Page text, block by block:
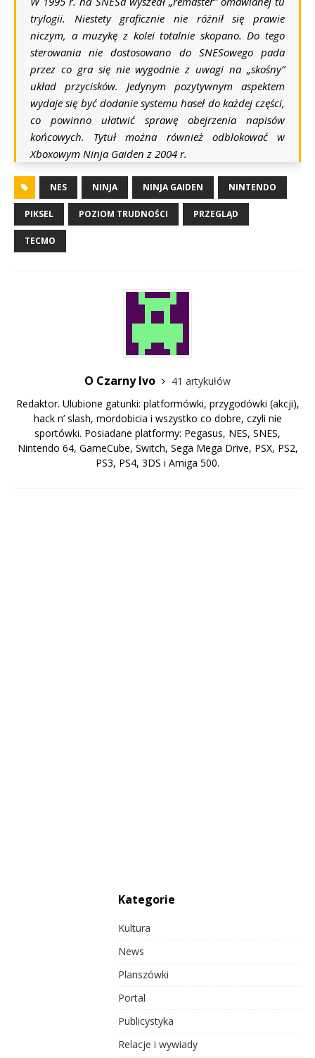
trylogii. Niestety graficznie nie różnił się prawie
niczym, a muzykę z kolei totalnie skopano. Do tego
sterowania nie dostosowano do SNESowego pada
przez co gra się nie wygodnie z uwagi na „skośny”
układ przycisków. Jedynym pozytywnym aspektem
wydaje się być dodanie systemu haseł do każdej części,
co powinno ułatwić sprawę obejrzenia napisów
końcowych. Tytuł można również odblokować w
Xboxowym Ninja Gaiden z 2004 r.
NES NINJA NINJA GAIDEN NINTENDO
PIKSEL POZIOM TRUDNOŚCI PRZEGLĄD
TECMO
O Czarny Ivo
41 artykułów
Redaktor. Ulubione gatunki: platformówki, przygodówki (akcji),
hack n’ slash, mordobicia i wszystko co dobre, czyli nie
sportówki. Posiadane platformy: Pegasus, NES, SNES,
Nintendo 64, GameCube, Switch, Sega Mega Drive, PSX, PS2,
PS3, PS4, 3DS i Amiga 500.
Kategorie
Kultura
News
Planszówki
Portal
Publicystyka
Relacje i wywiady